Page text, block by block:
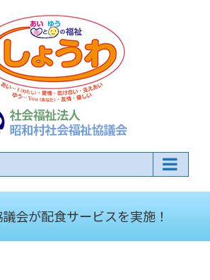
会が配食サービスを実施！